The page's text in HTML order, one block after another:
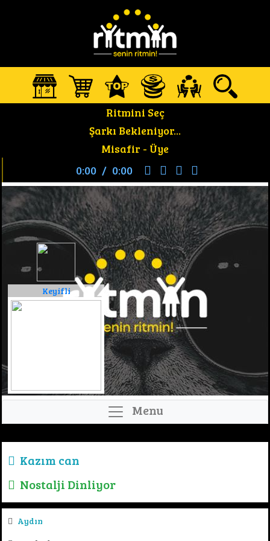
Ritmini Seç
Şarkı Bekleniyor...
Misafir - Üye
0:00 / 0:00
Keyifli
Menu
Kazım can
Nostalji Dinliyor
Aydın